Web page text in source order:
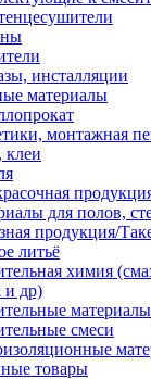
инсталляции
материалы
монтажная
клеи
для полов,
продукция/
литьё
химия
и др)
смеси
товары